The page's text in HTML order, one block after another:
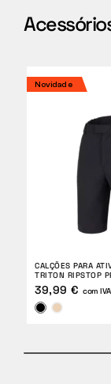
Novidade
CALÇÕES PARA
TRITON RIPSTOP
39,99 € com IVA